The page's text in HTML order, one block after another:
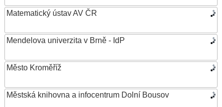
Matematický ústav AV ČR
Mendelova univerzita v Brně - IdP
Město Kroměříž
Městská knihovna a infocentrum Dolní Bousov